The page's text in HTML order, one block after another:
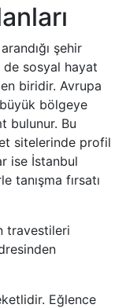
şehir
de sosyal hayat
biridir. Avrupa
bölgeye
bulunur. Bu
sitelerinde profil
ise İstanbul
tanışma fırsatı
travestileri
Eğlence